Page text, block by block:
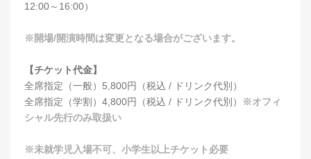
12:00～16:00）
※開場/開演時間は変更となる場合がございます。
【チケット代金】
全席指定（一般）5,800円（税込 / ドリンク代別）
全席指定（学割）4,800円（税込 / ドリンク代別）
※オフィ
シャル先行のみ取扱い
※未就学児入場不可、小学生以上チケット必要